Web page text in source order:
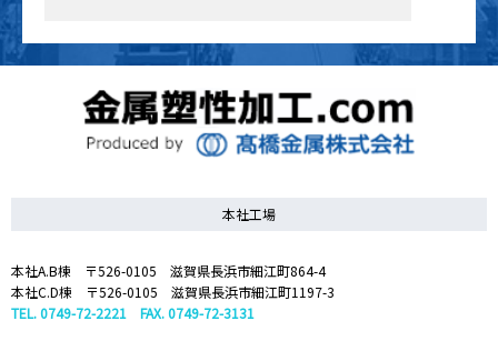
本社工場
本社A.B棟 〒526-0105 滋賀県長浜市細江町864-4
本社C.D棟 〒526-0105 滋賀県長浜市細江町1197-3
TEL. 0749-72-2221 FAX. 0749-72-3131